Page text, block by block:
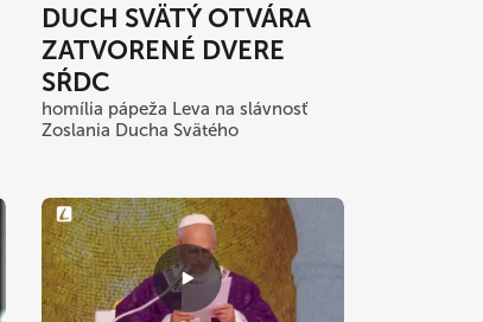
DUCH SVÄTÝ OTVÁRA
ZATVORENÉ DVERE
SŔDC
homília pápeža Leva na slávnosť
Zoslania Ducha Svätého